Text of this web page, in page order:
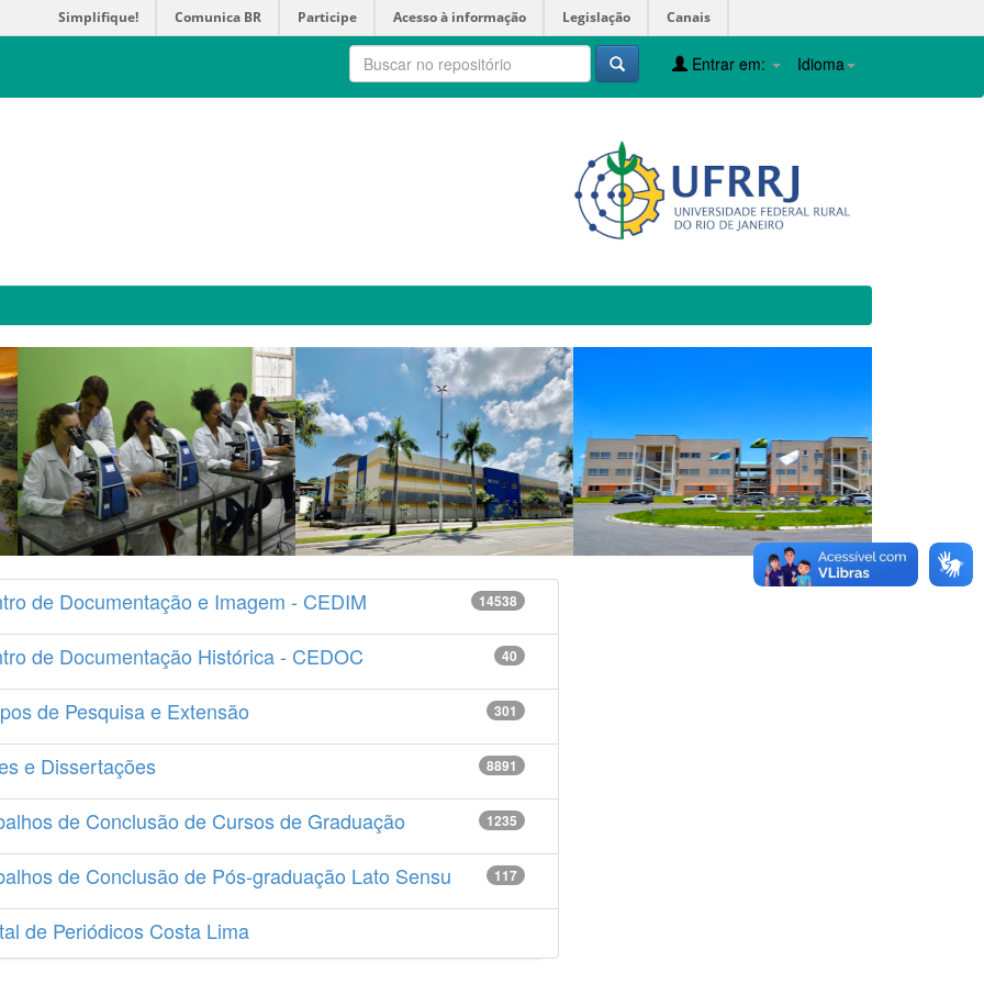
Simplifique! Comunica BR Participe Acesso à informação Legislação Canais
Idioma
Entrar em:
de Documentação e Imagem - CEDIM 14538
de Documentação Histórica - CEDOC 40
de Pesquisa e Extensão 301
e Dissertações 8891
de Conclusão de Cursos de Graduação 1235
de Conclusão de Pós-graduação Lato Sensu 117
de Periódicos Costa Lima